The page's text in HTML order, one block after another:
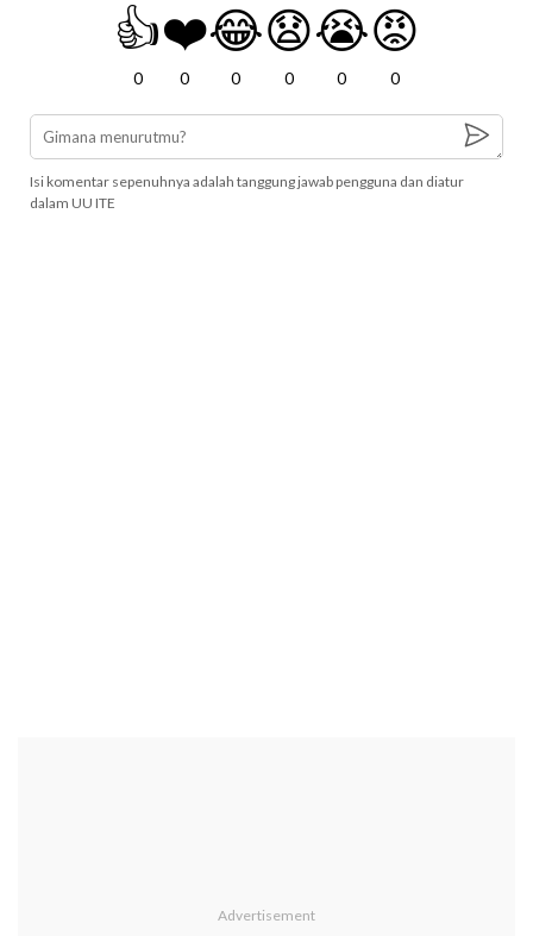
👍
0
❤️
0
😂
0
😧
0
😭
0
😡
0
Isi komentar sepenuhnya adalah tanggung jawab pengguna dan diatur
dalam UU ITE